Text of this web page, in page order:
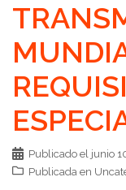
Publicado el junio
Publicada en